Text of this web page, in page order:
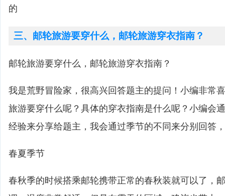
的
三、邮轮旅游要穿什么，邮轮旅游穿衣指南？
邮轮旅游要穿什么，邮轮旅游穿衣指南？
我是荒野冒险家，很高兴回答题主的提问！小编非常
旅游要穿什么呢？具体的穿衣指南是什么呢？小编会
经验来分享给题主，我会通过季节的不同来分别回答
春夏季节
春秋季的时候搭乘邮轮携带正常的春秋装就可以了，